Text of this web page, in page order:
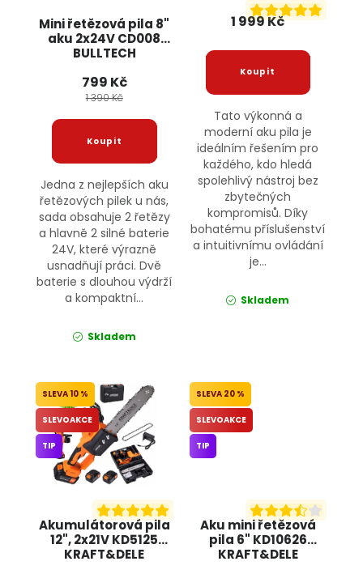
Mini řetězová pila 8"
aku 2x24V CD008
BULLTECH
799 Kč
1 390 Kč
Jedna z nejlepších aku
řetězových pilek u nás,
sada obsahuje 2 řetězy
a hlavně 2 silné baterie
24V, které výrazně
usnadňují práci. Dvě
baterie s dlouhou výdrží
a kompaktní...
Skladem
1 999 Kč
Tato výkonná a
moderní aku pila je
ideálním řešením pro
každého, kdo hledá
spolehlivý nástroj bez
zbytečných
kompromisů. Díky
bohatému příslušenství
a intuitivnímu ovládání
je...
Skladem
Akumulátorová pila
12", 2x21V KD5125
KRAFT&DELE
10 %
SLEVOAKCE
TIP
Aku mini řetězová
pila 6" KD10626
KRAFT&DELE
20 %
SLEVOAKCE
TIP